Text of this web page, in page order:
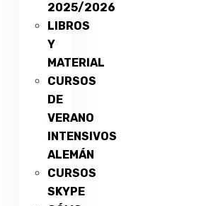
2025/2026
LIBROS
Y
MATERIAL
CURSOS
DE
VERANO
INTENSIVOS
ALEMÁN
CURSOS
SKYPE